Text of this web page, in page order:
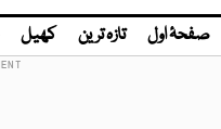
صفحۂ اول تازہ ترین کھیل